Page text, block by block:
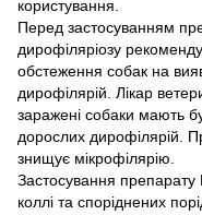
користування.
Перед застосуванням
дирофіляріозу
обстеження собак на
дирофілярій. Лікар
заражені собаки мають
дорослих дирофілярій.
знищує мікрофілярію.
Застосування
коллі та споріднених